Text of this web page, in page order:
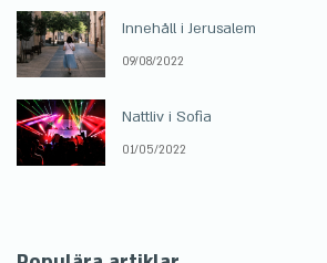
Innehåll i Jerusalem
09/08/2022
Nattliv i Sofia
01/05/2022